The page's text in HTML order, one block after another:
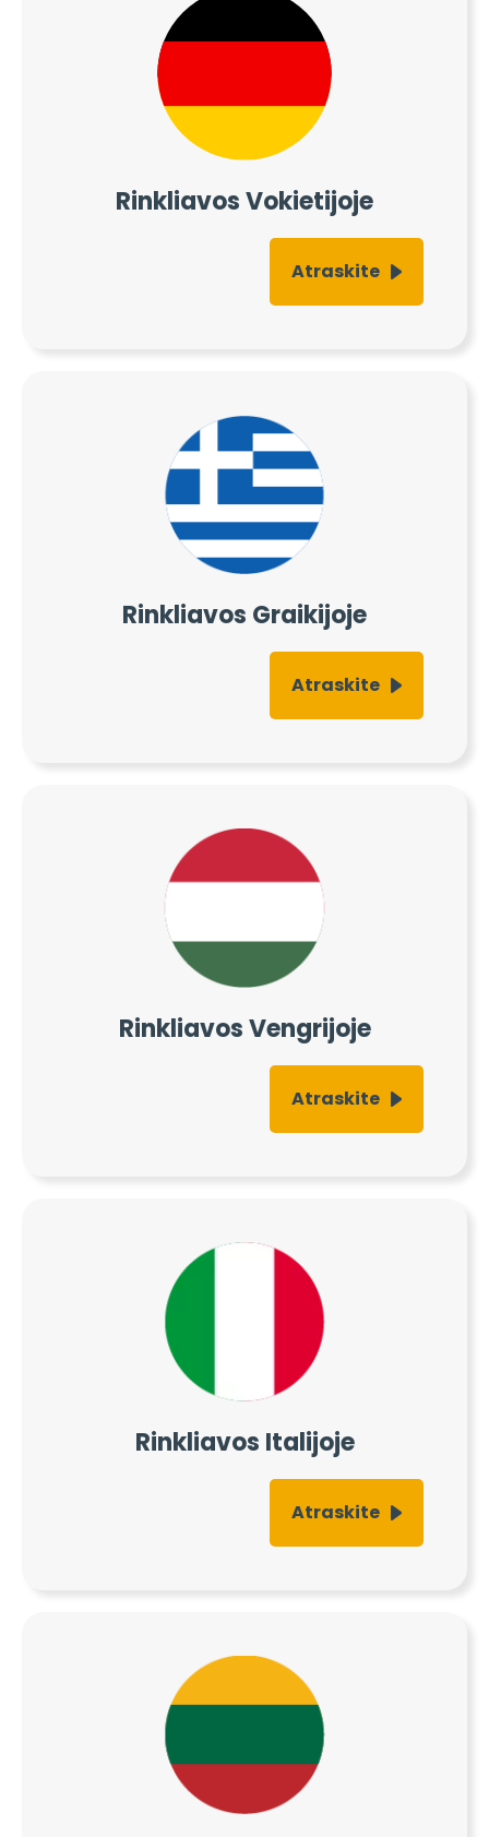
Rinkliavos Vokietijoje
Atraskite
Rinkliavos Graikijoje
Atraskite
Rinkliavos Vengrijoje
Atraskite
Rinkliavos Italijoje
Atraskite